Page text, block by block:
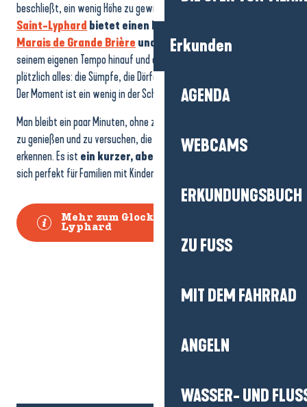
Erkunden
AGENDA
WEBCAMS
ERKUNDUNGSBUCH
ZU FUSS
MIT DEM FAHRRAD
ANGELN
WASSER- UND
beschließt, ein wenig Höhe zu gewinnen.
Saint-Lyphard bietet einen Panoramablick auf
Marais de Grande Brière und die Umgebung.Man klettert in
seinem eigenen Tempo hinauf und auf dem Gipfel öffnet sich
plötzlich alles: die Sümpfe, die Dörfer, die benachbarten Kirchtürme…
Der Moment ist ein wenig in der Schwebe.
Man bleibt ein paar Minuten, ohne zu sprechen, nur um die Aussicht
zu genießen und zu versuchen, die Silhouetten in der Ferne zu
erkennen. Es ist ein kurzer, aber einprägsamer Besuch
sich perfekt für Familien mit Kindern ab 6 Jahren oder Paare eignet.
Mehr zum Glockenturm von Saint-
Lyphard